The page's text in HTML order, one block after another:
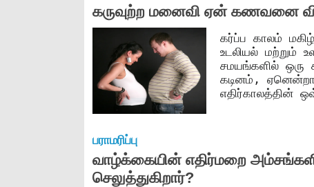
கருவுற்ற மனைவி ஏன் கணவனை
கர்ப்ப காலம்
உடலியல் மற்றும்
சமயங்களில் ஒரு
கடினம்,
எதிர்காலத்தின்
பராமரிப்பு
வாழ்க்கையின் எதிர்மறை
செலுத்துகிறார்?